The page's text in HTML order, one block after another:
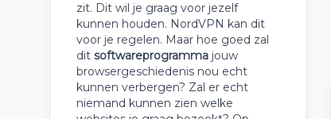
zit. Dit wil je graag voor jezelf
kunnen houden. NordVPN kan dit
voor je regelen. Maar hoe goed zal
dit softwareprogramma jouw
browsergeschiedenis nou echt
kunnen verbergen? Zal er echt
niemand kunnen zien welke